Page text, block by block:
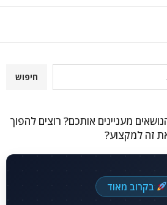
חיפוש
מעניינים אותכם? רוצים להפוך
זה למקצוע?
בקרוב מאוד